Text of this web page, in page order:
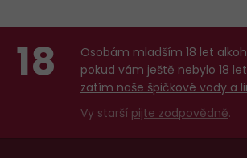
Albariño
Aligoté
18
Osobám mladším 18 let
pokud vám ještě nebylo 18
zatím naše špičkové vody a
Vy starší pijte zodpovědně.